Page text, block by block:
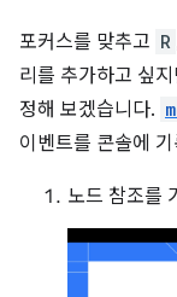
포커스를 맞추고 R
리를 추가하고 싶
정해 보겠습니다.
이벤트를 콘솔에
노드 참조를